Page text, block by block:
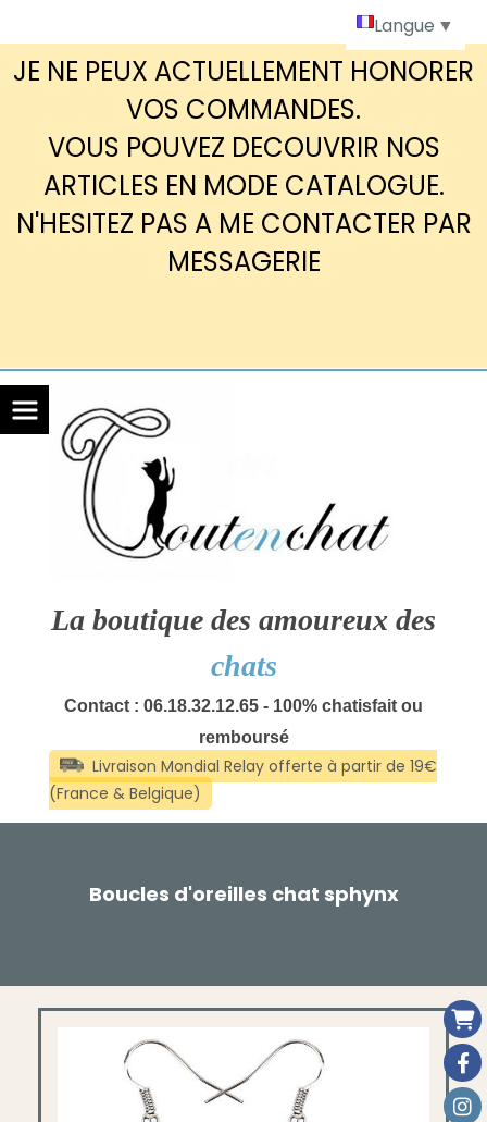
JE NE PEUX ACTUELLEMENT HONORER
VOS COMMANDES.
VOUS POUVEZ DECOUVRIR NOS
ARTICLES EN MODE CATALOGUE.
N'HESITEZ PAS A ME CONTACTER PAR
MESSAGERIE
La boutique des amoureux des
chats
Contact : 06.18.32.12.65 - 100% chatisfait ou
remboursé
Boucles d'oreilles chat sphynx
Langue ▼